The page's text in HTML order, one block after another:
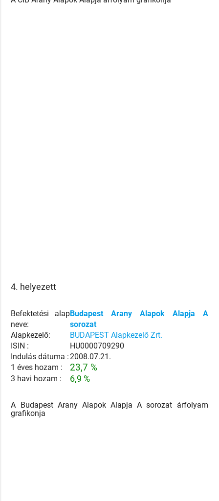
4. helyezett
Befektetési alap
neve:
Budapest Arany Alapok Alapja A
sorozat
Alapkezelő:
BUDAPEST Alapkezelő Zrt.
ISIN :
HU0000709290
Indulás dátuma :2008.07.21.
1 éves hozam :
23,7 %
3 havi hozam : 6,9 %
A Budapest Arany Alapok Alapja A sorozat árfolyam
grafikonja